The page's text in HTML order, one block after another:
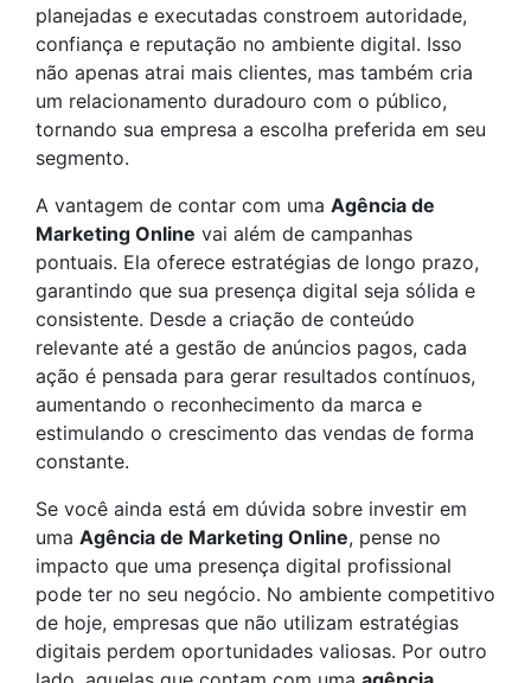
planejadas e executadas constroem autoridade,
confiança e reputação no ambiente digital. Isso
não apenas atrai mais clientes, mas também cria
um relacionamento duradouro com o público,
tornando sua empresa a escolha preferida em seu
segmento.
A vantagem de contar com uma Agência de
Marketing Online vai além de campanhas
pontuais. Ela oferece estratégias de longo prazo,
garantindo que sua presença digital seja sólida e
consistente. Desde a criação de conteúdo
relevante até a gestão de anúncios pagos, cada
ação é pensada para gerar resultados contínuos,
aumentando o reconhecimento da marca e
estimulando o crescimento das vendas de forma
constante.
Se você ainda está em dúvida sobre investir em
uma Agência de Marketing Online, pense no
impacto que uma presença digital profissional
pode ter no seu negócio. No ambiente competitivo
de hoje, empresas que não utilizam estratégias
digitais perdem oportunidades valiosas. Por outro